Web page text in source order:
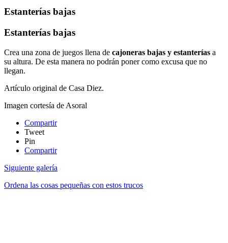
Estanterías bajas
Estanterías bajas
Crea una zona de juegos llena de cajoneras bajas y estanterías a
su altura. De esta manera no podrán poner como excusa que no
llegan.
Artículo original de Casa Diez.
Imagen cortesía de Asoral
Compartir
Tweet
Pin
Compartir
Siguiente galería
Ordena las cosas pequeñas con estos trucos